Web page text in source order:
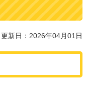
更新日：2026年04月01日